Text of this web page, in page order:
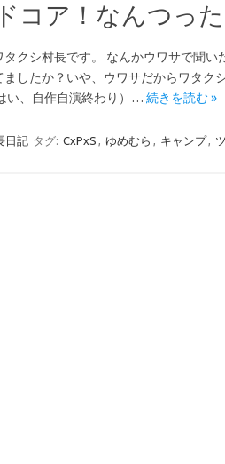
コア！なんつった
タクシ村長です。 なんかウワサで聞
ましたか？いや、ウワサだからワタク
い、自作自演終わり）… 続きを読む »
日記 タグ: CxPxS , ゆめむら , キャンプ,